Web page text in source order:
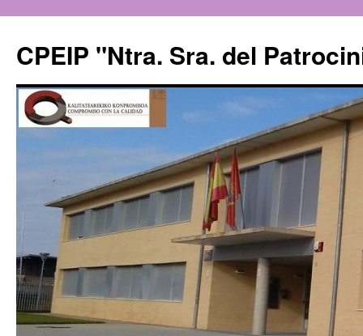
CPEIP "Ntra. Sra. del